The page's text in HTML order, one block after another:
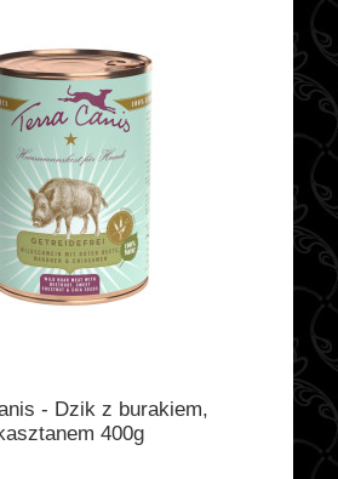
- Dzik z burakiem,
400g